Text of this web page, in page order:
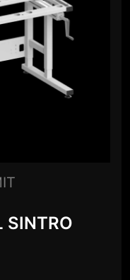
SINTRO